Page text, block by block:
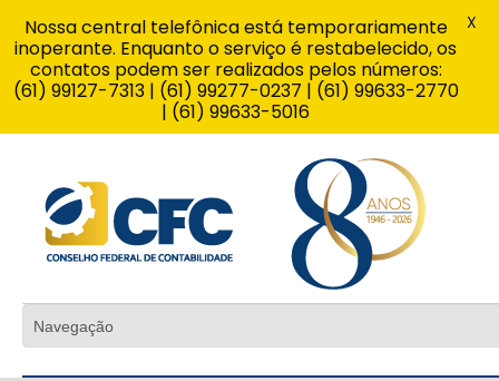
Nossa central telefônica está temporariamente
inoperante. Enquanto o serviço é restabelecido, os
contatos podem ser realizados pelos números:
(61) 99127-7313 | (61) 99277-0237 | (61) 99633-2770
| (61) 99633-5016
X